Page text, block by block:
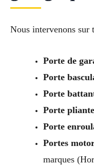
Nous intervenons sur
Porte de
Porte
Porte
Porte pliante
Porte
Portes
marques